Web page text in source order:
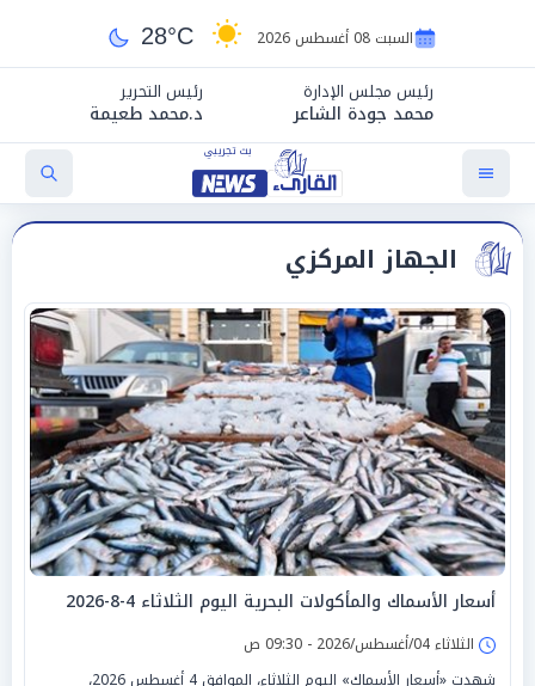
السبت 08 أغسطس 2026 28°C
رئيس مجلس الإدارة
محمد جودة الشاعر
رئيس التحرير
د.محمد طعيمة
الجهاز المركزي
أسعار الأسماك والمأكولات البحرية اليوم الثلاثاء 4-8-2026
الثلاثاء 04/أغسطس/2026 - 09:30 ص
شهدت «أسعار الأسماك» اليوم الثلاثاء، الموافق 4 أغسطس 2026،